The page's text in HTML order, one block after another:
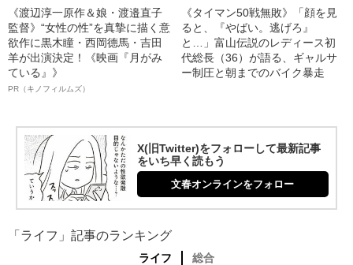
《渡辺淳一原作＆娘・渡邉直子
監督》“女性の性”を真摯に描く意
欲作に黒木瞳・西岡德馬・吉田
羊が出演決定！《映画『月がみ
ている』》
PR（キノフィルムズ）
《タイマン50戦無敗》「顔を見
ると、『やばい。逃げろ』
と…」富山伝説のレディース初
代総長（36）が語る、ギャルサ
ー制圧と朝までのバイク暴走
X(旧Twitter)をフォローして最新記事
をいち早く読もう
文春オンラインをフォロー
「ライフ」記事のランキング
ライフ 総合